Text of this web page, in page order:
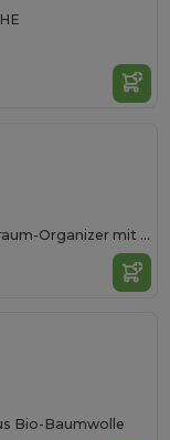
Praktischer Auto-Kofferraum-Organizer mit Fächern
Bio-Baumwolle